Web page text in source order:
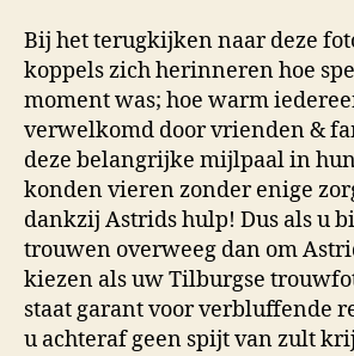
Bij het terugkijken naar deze
koppels zich herinneren hoe
moment was; hoe warm
verwelkomd door vrienden &
deze belangrijke mijlpaal in
konden vieren zonder enige
dankzij Astrids hulp! Dus als u
trouwen overweeg dan om
kiezen als uw Tilburgse
staat garant voor verbluffende
u achteraf geen spijt van zult